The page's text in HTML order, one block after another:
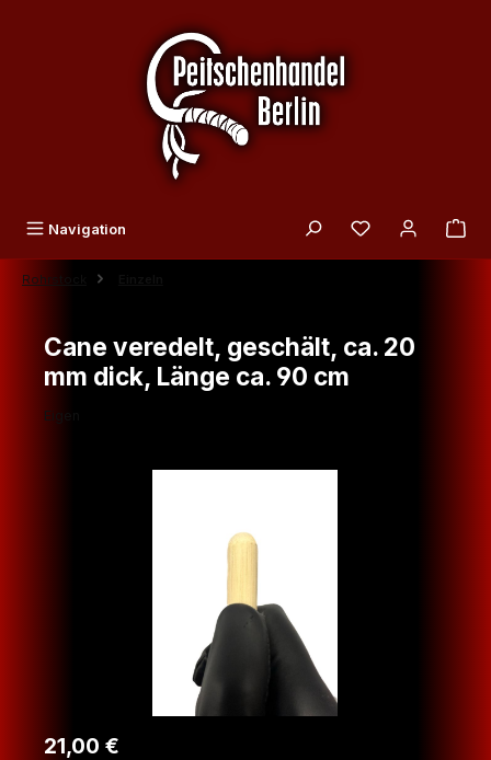
Navigation Du hast 0
Rohrstock
Cane veredelt, geschält, ca. 20
mm dick, Länge ca. 90 cm
Eigen
Regulärer Preis:
21,00 €